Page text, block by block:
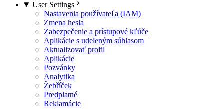
User Settings
Nastavenia používateľa (IAM)
Zmena hesla
Zabezpečenie a prístupové kľúče
Aplikácie s udeleným súhlasom
Aktualizovať profil
Aplikácie
Pozvánky
Analytika
Žebříček
Predplatné
Reklamácie